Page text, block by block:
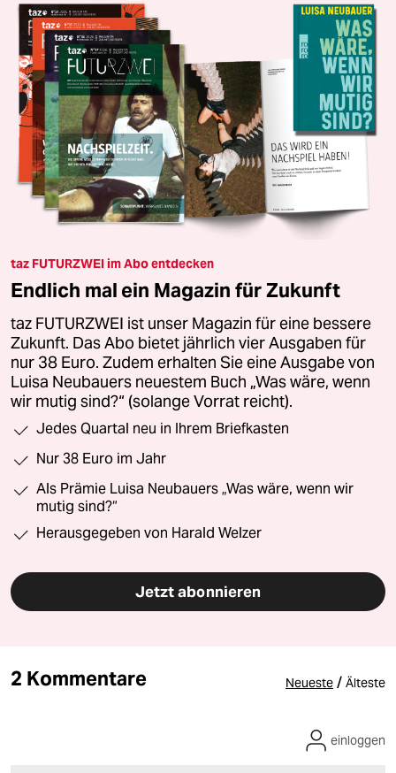
taz FUTURZWEI im Abo entdecken
Endlich mal ein Magazin für Zukunft
taz FUTURZWEI ist unser Magazin für eine bessere
Zukunft. Das Abo bietet jährlich vier Ausgaben für
nur 38 Euro. Zudem erhalten Sie eine Ausgabe von
Luisa Neubauers neuestem Buch „Was wäre, wenn
wir mutig sind?“ (solange Vorrat reicht).
Jedes Quartal neu in Ihrem Briefkasten
Nur 38 Euro im Jahr
Als Prämie Luisa Neubauers „Was wäre, wenn wir
mutig sind?“
Herausgegeben von Harald Welzer
Jetzt abonnieren
2 Kommentare Neueste / Älteste
einloggen